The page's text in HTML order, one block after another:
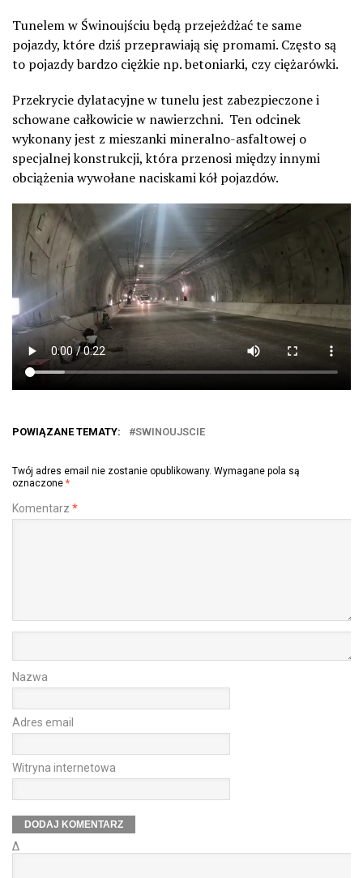
Tunelem w Świnoujściu będą przejeżdżać te same
pojazdy, które dziś przeprawiają się promami. Często są
to pojazdy bardzo ciężkie np. betoniarki, czy ciężarówki.
Przekrycie dylatacyjne w tunelu jest zabezpieczone i
schowane całkowicie w nawierzchni. Ten odcinek
wykonany jest z mieszanki mineralno-asfaltowej o
specjalnej konstrukcji, która przenosi między innymi
obciążenia wywołane naciskami kół pojazdów.
POWIĄZANE TEMATY: SWINOUJSCIE
Twój adres email nie zostanie opublikowany. Wymagane pola są
oznaczone *
Komentarz *
Nazwa
Adres email
Witryna internetowa
Δ